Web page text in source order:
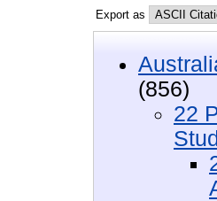
Export as
(856)
22